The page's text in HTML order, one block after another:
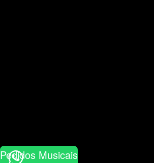
Pedidos Musicais